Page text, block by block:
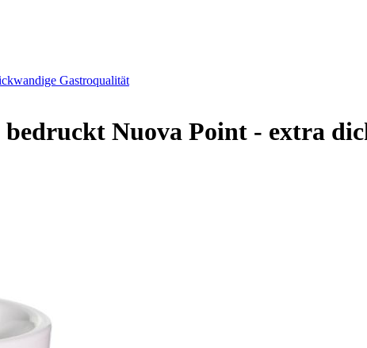
Gastroqualität
Nuova Point - extra